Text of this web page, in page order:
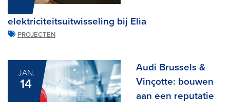
elektriciteitsuitwisseling bij Elia
PROJECTEN
JAN.
14
Audi Brussels &
Vinçotte: bouwen
aan een reputatie